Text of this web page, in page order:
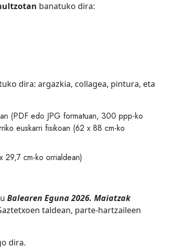
banatuko dira:
dira: argazkia, collagea, pintura, eta
(PDF edo JPG formatuan, 300 ppp-ko
euskarri fisikoan (62 x 88 cm-ko
29,7 cm-ko orrialdean)
Balearen Eguna 2026. Maiatzak
taldean, parte-hartzaileen
dira.